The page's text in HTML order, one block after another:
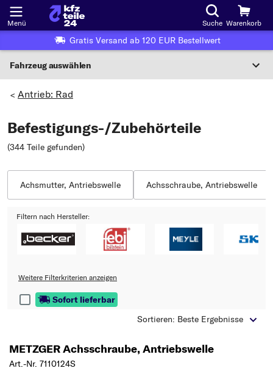
Menü Suche Warenkorb
Gratis Versand ab 120 EUR Bestellwert
Fahrzeug auswählen
Wo finde ich die?
Oder Fahrzeugauswahl nach Kriterien:
Hersteller wählen
Modell wählen
Typ wählen
> Antrieb: Rad
Befestigungs-/Zubehörteile
(344 Teile gefunden)
Achsmutter, Antriebswelle Achsschraube, Antriebswelle
Filtern nach Hersteller:
Weitere Filterkriterien anzeigen
Sofort lieferbar
Sortieren: Beste Ergebnisse
METZGER Achsschraube, Antriebswelle
Art.-Nr. 7110124S